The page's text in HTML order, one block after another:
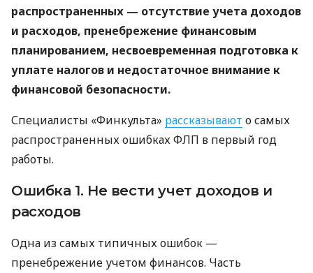
распространенных — отсутствие учета доходов
и расходов, пренебрежение финансовым
планированием, несвоевременная подготовка к
уплате налогов и недостаточное внимание к
финансовой безопасности.
Специалисты «Финкульта» рассказывают о самых
распространенных ошибках ФЛП в первый год
работы.
Ошибка 1. Не вести учет доходов и
расходов
Одна из самых типичных ошибок —
пренебрежение учетом финансов. Часть